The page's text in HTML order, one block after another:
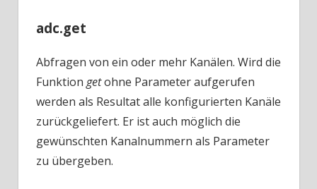
adc.get
Abfragen von ein oder mehr Kanälen. Wird die
Funktiongetohne Parameter aufgerufen
werden als Resultat alle konfigurierten Kanäle
zurückgeliefert. Er ist auch möglich die
gewünschten Kanalnummern als Parameter
zu übergeben.